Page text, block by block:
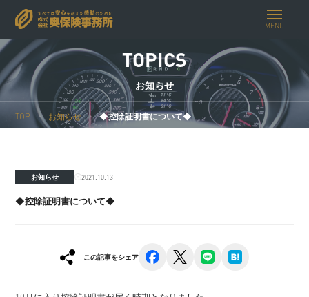
MENU
TOPICS
お知らせ
TOP お知らせ ◆控除証明書について◆
お知らせ 2021.10.13
◆控除証明書について◆
この記事をシェア facebook line